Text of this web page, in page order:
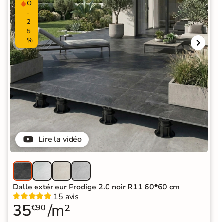
Lire la vidéo
O
-
2
5
%
Dalle extérieur Prodige 2.0 noir R11 60*60 cm
15 avis
35€90 /m²